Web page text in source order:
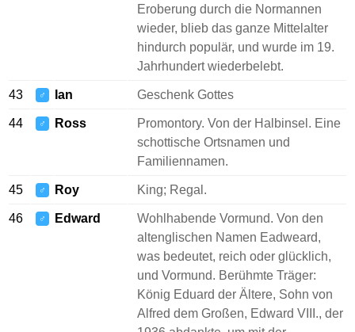
Eroberung durch die Normannen
wieder, blieb das ganze Mittelalter
hindurch populär, und wurde im 19.
Jahrhundert wiederbelebt.
43 ♂ Ian Geschenk Gottes
44 ♂ Ross
Promontory. Von der Halbinsel. Eine
schottische Ortsnamen und
Familiennamen.
45 ♂ Roy King; Regal.
46 ♂ Edward
Wohlhabende Vormund. Von den
altenglischen Namen Eadweard,
was bedeutet, reich oder glücklich,
und Vormund. Berühmte Träger:
König Eduard der Ältere, Sohn von
Alfred dem Großen, Edward VIII., der